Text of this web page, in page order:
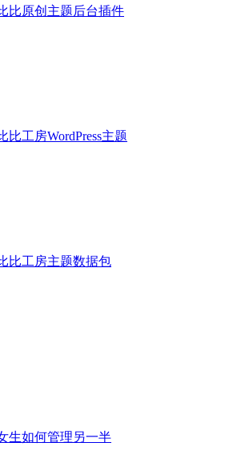
比原创主题后台插件
比工房WordPress主题
比工房主题数据包
生如何管理另一半